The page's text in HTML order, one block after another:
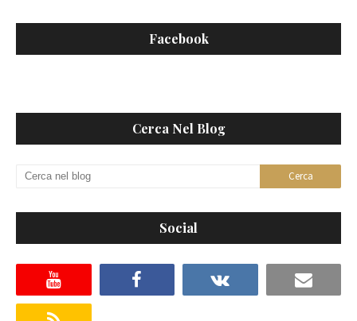
Facebook
Cerca Nel Blog
Social